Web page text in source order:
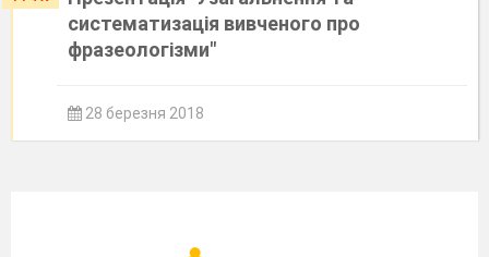
систематизація вивченого про
фразеологізми"
28 березня 2018